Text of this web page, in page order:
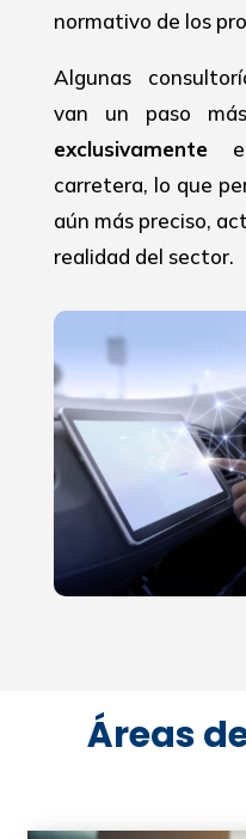
normativo de los
Algunas
van un paso
exclusivamente
carretera, lo que
aún más preciso,
realidad del sector.
Áreas